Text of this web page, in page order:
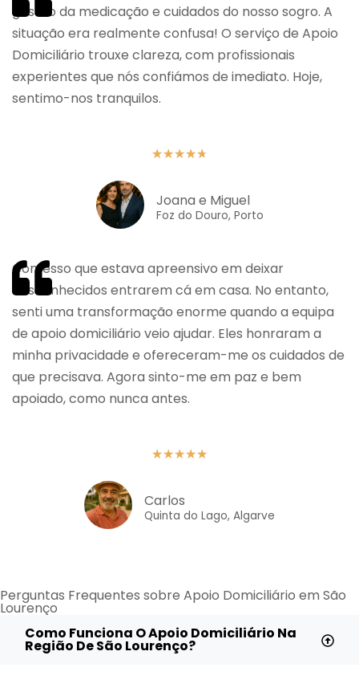
gestão da medicação e cuidados do nosso sogro. A
situação era realmente confusa! O serviço de Apoio
Domiciliário trouxe clareza, com profissionais
experientes que nós confiámos de imediato. Hoje,
sentimo-nos tranquilos.
★★★★★
Joana e Miguel
Foz do Douro, Porto
Confesso que estava apreensivo em deixar
desconhecidos entrarem cá em casa. No entanto,
senti uma transformação enorme quando a equipa
de apoio domiciliário veio ajudar. Eles honraram a
minha privacidade e ofereceram-me os cuidados de
que precisava. Agora sinto-me em paz e bem
apoiado, como nunca antes.
★★★★★
Carlos
Quinta do Lago, Algarve
Perguntas Frequentes sobre Apoio Domiciliário em São
Lourenço
Como Funciona O Apoio Domiciliário Na
Região De São Lourenço?